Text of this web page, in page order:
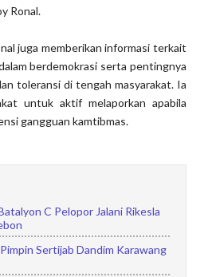
Ronal.
juga memberikan informasi terkait
berdemokrasi serta pentingnya
toleransi di tengah masyarakat. Ia
untuk aktif melaporkan apabila
gangguan kamtibmas.
C Pelopor Jalani Rikesla
Sertijab Dandim Karawang